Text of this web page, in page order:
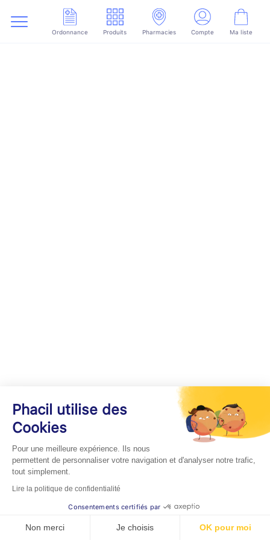
Ordonnance Produits Pharmacies Compte Ma liste
Phacil utilise des
Cookies
Pour une meilleure expérience. Ils nous
permettent de personnaliser votre navigation et d'analyser notre trafic,
tout simplement.
Lire la politique de confidentialité
Consentements certifiés par
Non merci Je choisis OK pour moi